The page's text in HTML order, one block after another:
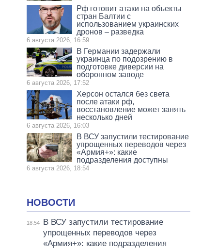
Рф готовит атаки на объекты
стран Балтии с
использованием украинских
дронов – разведка
6 августа 2026, 16:59
В Германии задержали
украинца по подозрению в
подготовке диверсии на
оборонном заводе
6 августа 2026, 17:52
Херсон остался без света
после атаки рф,
восстановление может занять
несколько дней
6 августа 2026, 16:03
В ВСУ запустили тестирование
упрощенных переводов через
«Армия+»: какие
подразделения доступны
6 августа 2026, 18:54
НОВОСТИ
18:54
В ВСУ запустили тестирование
упрощенных переводов через
«Армия+»: какие подразделения